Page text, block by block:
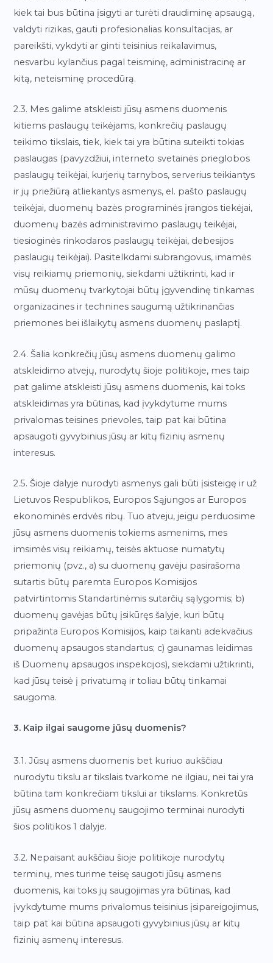
kiek tai bus būtina įsigyti ar turėti draudiminę apsaugą,
valdyti rizikas, gauti profesionalias konsultacijas, ar
pareikšti, vykdyti ar ginti teisinius reikalavimus,
nesvarbu kylančius pagal teisminę, administracinę ar
kitą, neteisminę procedūrą.
2.3. Mes galime atskleisti jūsų asmens duomenis
kitiems paslaugų teikėjams, konkrečių paslaugų
teikimo tikslais, tiek, kiek tai yra būtina suteikti tokias
paslaugas (pavyzdžiui, interneto svetainės prieglobos
paslaugų teikėjai, kurjerių tarnybos, serverius teikiantys
ir jų priežiūrą atliekantys asmenys, el. pašto paslaugų
teikėjai, duomenų bazės programinės įrangos tiekėjai,
duomenų bazės administravimo paslaugų teikėjai,
tiesioginės rinkodaros paslaugų teikėjai, debesijos
paslaugų teikėjai). Pasitelkdami subrangovus, imamės
visų reikiamų priemonių, siekdami užtikrinti, kad ir
mūsų duomenų tvarkytojai būtų įgyvendinę tinkamas
organizacines ir technines saugumą užtikrinančias
priemones bei išlaikytų asmens duomenų paslaptį.
2.4. Šalia konkrečių jūsų asmens duomenų galimo
atskleidimo atvejų, nurodytų šioje politikoje, mes taip
pat galime atskleisti jūsų asmens duomenis, kai toks
atskleidimas yra būtinas, kad įvykdytume mums
privalomas teisines prievoles, taip pat kai būtina
apsaugoti gyvybinius jūsų ar kitų fizinių asmenų
interesus.
2.5. Šioje dalyje nurodyti asmenys gali būti įsisteigę ir už
Lietuvos Respublikos, Europos Sąjungos ar Europos
ekonominės erdvės ribų. Tuo atveju, jeigu perduosime
jūsų asmens duomenis tokiems asmenims, mes
imsimės visų reikiamų, teisės aktuose numatytų
priemonių (pvz., a) su duomenų gavėju pasirašoma
sutartis būtų paremta Europos Komisijos
patvirtintomis Standartinėmis sutarčių sąlygomis; b)
duomenų gavėjas būtų įsikūręs šalyje, kuri būtų
pripažinta Europos Komisijos, kaip taikanti adekvačius
duomenų apsaugos standartus; c) gaunamas leidimas
iš Duomenų apsaugos inspekcijos), siekdami užtikrinti,
kad jūsų teisė į privatumą ir toliau būtų tinkamai
saugoma.
3. Kaip ilgai saugome jūsų duomenis?
3.1. Jūsų asmens duomenis bet kuriuo aukščiau
nurodytu tikslu ar tikslais tvarkome ne ilgiau, nei tai yra
būtina tam konkrečiam tikslui ar tikslams. Konkretūs
jūsų asmens duomenų saugojimo terminai nurodyti
šios politikos 1 dalyje.
3.2. Nepaisant aukščiau šioje politikoje nurodytų
terminų, mes turime teisę saugoti jūsų asmens
duomenis, kai toks jų saugojimas yra būtinas, kad
įvykdytume mums privalomus teisinius įsipareigojimus,
taip pat kai būtina apsaugoti gyvybinius jūsų ar kitų
fizinių asmenų interesus.